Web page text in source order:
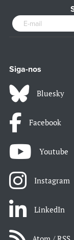
Siga-nos
Bluesky
Facebook
Youtube
Instagram
LinkedIn